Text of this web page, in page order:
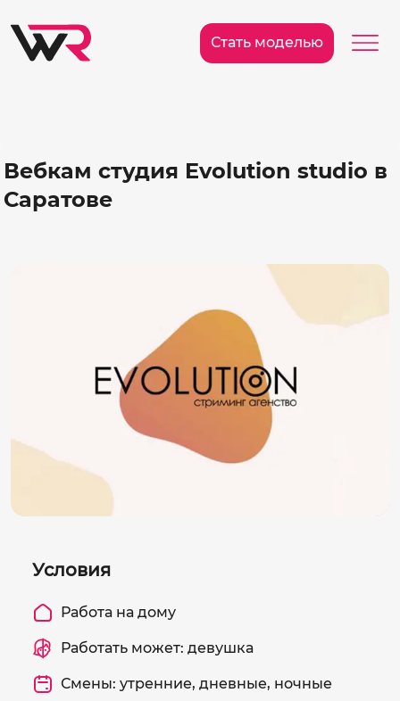
Стать моделью
Вебкам студия Evolution studio в
Саратове
Условия
Работа на дому
Работать может: девушка
Смены: утренние, дневные, ночные